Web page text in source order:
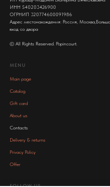
ИНН 540203426900
ОГРНИП 320774600091986
Адрес местонахождения: Россия,
вход со двора
© All Rights Reserved. Popincourt.
MENU
Main page
Catalog
Gift card
About us
Contacts
Delivery & returns
Privacy Policy
Offer
FOLLOW US